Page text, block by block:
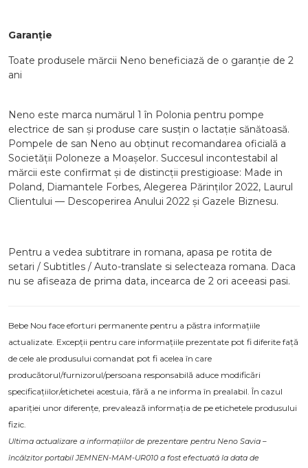
Garanție
Toate produsele mărcii Neno beneficiază de o garanție de 2
ani
Neno este marca numărul 1 în Polonia pentru pompe
electrice de san și produse care susțin o lactație sănătoasă.
Pompele de san Neno au obținut recomandarea oficială a
Societății Poloneze a Moașelor. Succesul incontestabil al
mărcii este confirmat și de distincții prestigioase: Made in
Poland, Diamantele Forbes, Alegerea Părinților 2022, Laurul
Clientului — Descoperirea Anului 2022 și Gazele Biznesu.
Pentru a vedea subtitrare in romana, apasa pe rotita de
setari / Subtitles / Auto-translate si selecteaza romana. Daca
nu se afiseaza de prima data, incearca de 2 ori aceeasi pasi.
Bebe Nou face eforturi permanente pentru a păstra informațiile
actualizate. Excepții pentru care informațiile prezentate pot fi diferite față
de cele ale produsului comandat pot fi acelea în care
producătorul/furnizorul/persoana responsabilă aduce modificări
specificațiilor/etichetei acestuia, fără a ne informa în prealabil. În cazul
apariției unor diferențe, prevalează informația de pe etichetele produsului
fizic.
Ultima actualizare a informațiilor de prezentare pentru Neno Savia –
încălzitor portabil JEMNEN-MAM-UR010 a fost efectuată la data de